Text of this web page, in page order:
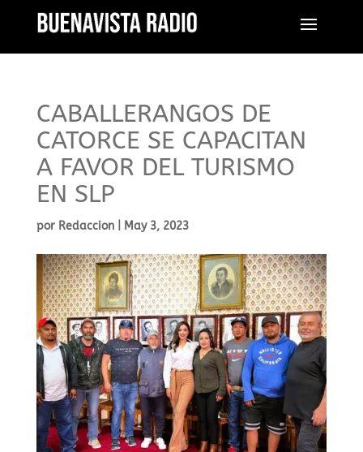
CABALLERANGOS DE
CATORCE SE CAPACITAN
A FAVOR DEL TURISMO
EN SLP
por Redaccion| May 3, 2023